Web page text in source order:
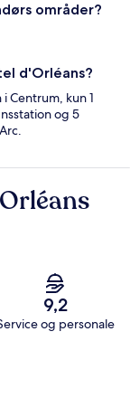
områder?
d'Orléans?
Centrum, kun 1
og 5
9,2
og personale